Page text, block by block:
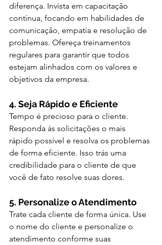
diferença. Invista em capacitação
contínua, focando em habilidades de
comunicação, empatia e resolução de
problemas. Ofereça treinamentos
regulares para garantir que todos
estejam alinhados com os valores e
objetivos da empresa.
4. Seja Rápido e Eficiente
Tempo é precioso para o cliente.
Responda às solicitações o mais
rápido possível e resolva os problemas
de forma eficiente. Isso trás uma
credibilidade para o cliente de que
você de fato resolve suas dores.
5. Personalize o Atendimento
Trate cada cliente de forma única. Use
o nome do cliente e personalize o
atendimento conforme suas